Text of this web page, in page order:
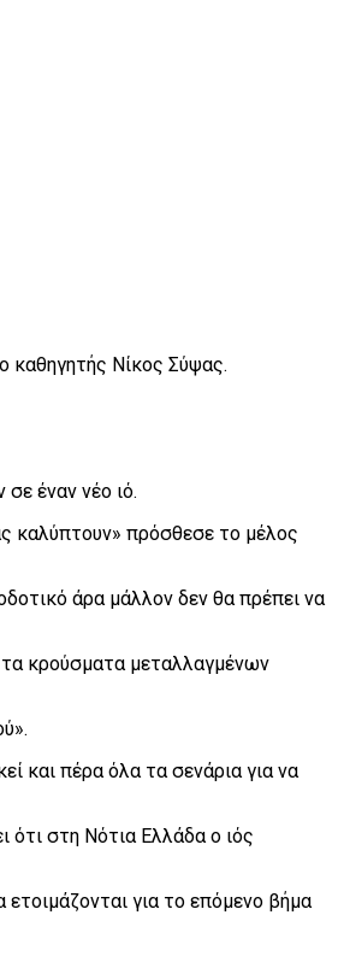
καθηγητής Νίκος Σύψας.
έναν νέο ιό.
καλύπτουν» πρόσθεσε το μέλος
άρα μάλλον δεν θα πρέπει να
τα κρούσματα μεταλλαγμένων
και πέρα όλα τα σενάρια για να
ότι στη Νότια Ελλάδα ο ιός
για το επόμενο βήμα